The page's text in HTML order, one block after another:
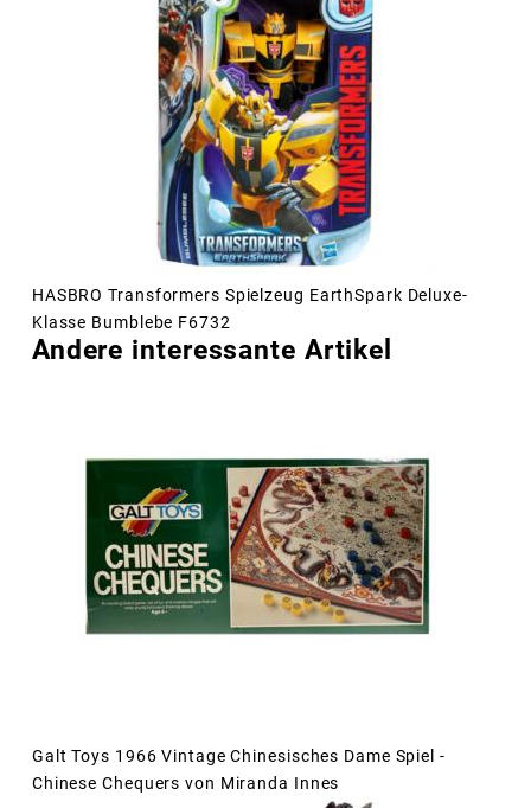
HASBRO Transformers Spielzeug EarthSpark Deluxe-
Klasse Bumblebe F6732
Andere interessante Artikel
Galt Toys 1966 Vintage Chinesisches Dame Spiel -
Chinese Chequers von Miranda Innes